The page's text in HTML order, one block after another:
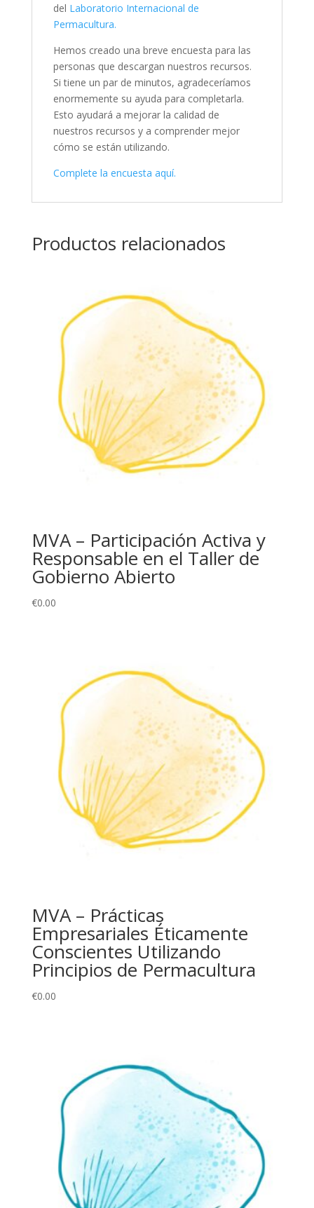
del Laboratorio Internacional de
Permacultura.
Hemos creado una breve encuesta para las
personas que descargan nuestros recursos.
Si tiene un par de minutos, agradeceríamos
enormemente su ayuda para completarla.
Esto ayudará a mejorar la calidad de
nuestros recursos y a comprender mejor
cómo se están utilizando.
Complete la encuesta aquí.
Productos relacionados
MVA – Participación Activa y
Responsable en el Taller de
Gobierno Abierto
€0.00
MVA – Prácticas
Empresariales Éticamente
Conscientes Utilizando
Principios de Permacultura
€0.00